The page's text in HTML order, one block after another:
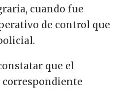
cuando fue
de control que
que el